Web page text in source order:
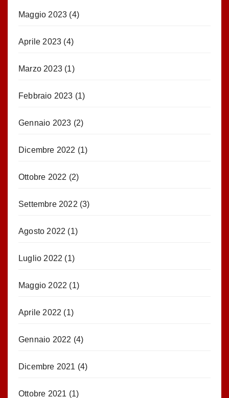
Maggio 2023 (4)
Aprile 2023 (4)
Marzo 2023 (1)
Febbraio 2023 (1)
Gennaio 2023 (2)
Dicembre 2022 (1)
Ottobre 2022 (2)
Settembre 2022 (3)
Agosto 2022 (1)
Luglio 2022 (1)
Maggio 2022 (1)
Aprile 2022 (1)
Gennaio 2022 (4)
Dicembre 2021 (4)
Ottobre 2021 (1)